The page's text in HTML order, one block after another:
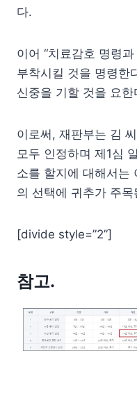
다.
이어 “치료감호 명령
부착시킬 것을 명령한
신중을 기할 것을 요
이로써, 재판부는 김
모두 인정하며 제1심
소를 할지에 대해서는
의 선택에 귀추가 주목
[divide style=”2”]
참고.